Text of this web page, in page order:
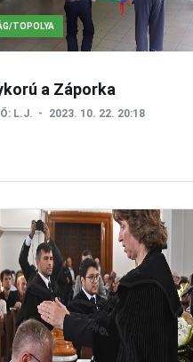
TOPOLYA
a Záporka
L.J. 2023. 10. 22. 20:18